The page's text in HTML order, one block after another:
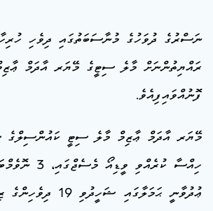
ނަސްރުގެ ދުވަހުގެ މުނާސަބަތުގައި ދިވެހި
ރައްޔިތުންނަށް މާލެ ސިޓީގެ މޭޔަރ އާދަމް
ފޮނުއްވައިފިއެވެ.
މޭޔަރ އާދަމް ޢާޒިމް މާލެ ސިޓީ
ޢުދުވާނީ ޙަމަލާގައި